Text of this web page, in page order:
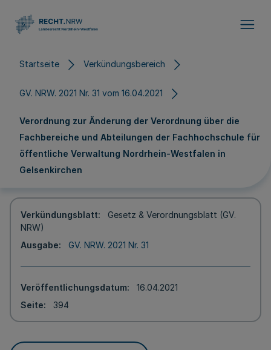
Startseite Verkündungsbereich
GV. NRW. 2021 Nr. 31 vom 16.04.2021
Verordnung zur Änderung der Verordnung über die
Fachbereiche und Abteilungen der Fachhochschule für
öffentliche Verwaltung Nordrhein-Westfalen in
Gelsenkirchen
Verkündungsblatt
Gesetz & Verordnungsblatt (GV.
NRW)
Ausgabe
GV. NRW. 2021 Nr. 31
Veröffentlichungsdatum
16.04.2021
Seite
394